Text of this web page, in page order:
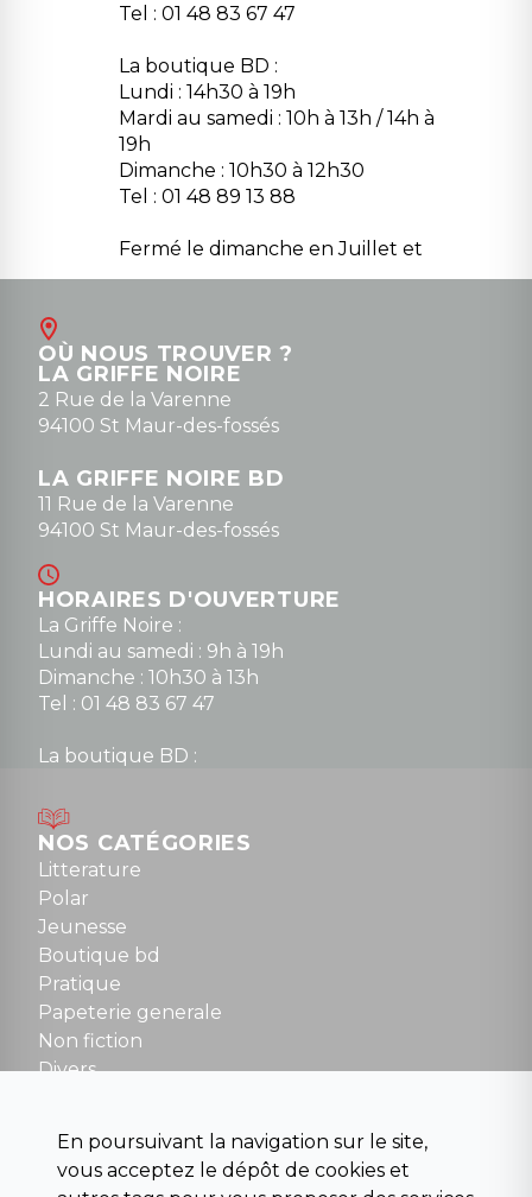
Tel : 01 48 83 67 47
La boutique BD :
Lundi : 14h30 à 19h
Mardi au samedi : 10h à 13h / 14h à
19h
Dimanche : 10h30 à 12h30
Tel : 01 48 89 13 88
Fermé le dimanche en Juillet et
Août
contact@la-griffe-noire.com
0148836747
OÙ NOUS TROUVER ?
LA GRIFFE NOIRE
2 Rue de la Varenne
94100 St Maur-des-fossés
LA GRIFFE NOIRE BD
11 Rue de la Varenne
94100 St Maur-des-fossés
HORAIRES D'OUVERTURE
La Griffe Noire :
Lundi au samedi : 9h à 19h
Dimanche : 10h30 à 13h
Tel : 01 48 83 67 47
La boutique BD :
Mardi au samedi : 10h à 13h / 14h à 19h
Dimanche : 10h30 à 12h30
Tel : 01 48 89 13 88
Fermé le dimanche en Juillet et Août
NOUS CONTACTER
contact@la-griffe-noire.com
NOS CATÉGORIES
Litterature
Polar
Jeunesse
Boutique bd
Pratique
Papeterie generale
Non fiction
Divers
Para scolaire
Histoire
En poursuivant la navigation sur le site,
vous acceptez le dépôt de cookies et